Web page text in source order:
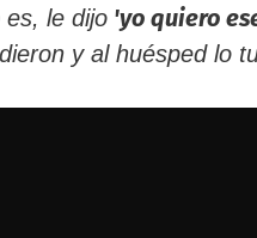
es, le dijo 'yo quiero
y al huésped lo